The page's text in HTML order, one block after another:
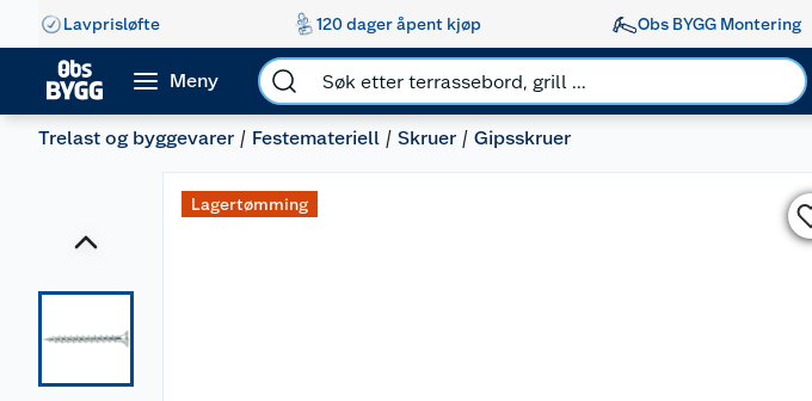
Lavprisløfte 120 dager åpent kjøp Obs BYGG Montering
Meny
Trelast og byggevarer Festemateriell Skruer Gipsskruer
Lagertømming